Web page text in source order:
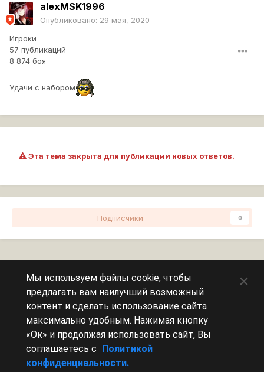
alexMSK1996
Опубликовано: 29 мая, 2020
Игроки
57 публикаций
8 874 боя
Удачи с набором
Эта тема закрыта для публикации новых ответов.
Подписчики 0
Сейчас на странице
Эту страницу никто не просматривает.
Мы используем файлы cookie, чтобы
предлагать вам наилучший возможный
контент и сделать использование сайта
максимально удобным. Нажимая кнопку
«Ок» и продолжая использовать сайт, Вы
соглашаетесь с Политикой
конфиденциальности.
×